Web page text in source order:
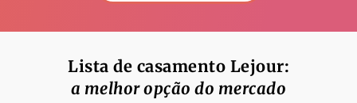
Lista de casamento Lejour:
a melhor opção do mercado